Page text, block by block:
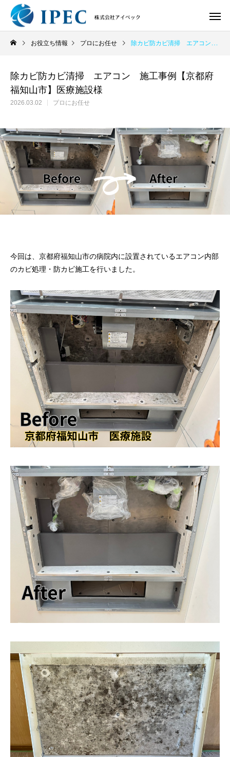
お役立ち情報 プロにお任せ 除カビ防カビ清掃 エアコン 施工事例【京都府福知山市】医療施設様
除カビ防カビ清掃 エアコン 施工事例【京都府
福知山市】医療施設様
2026.03.02 プロにお任せ
今回は、京都府福知山市の病院内に設置されているエアコン内部
のカビ処理・防カビ施工を行いました。